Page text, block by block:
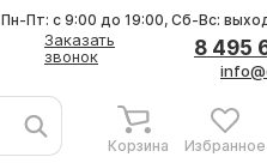
Заказать
звонок
8 495
Пн-Пт: с 9:00 до 19:00, Сб-Вс:
Корзина Избранное